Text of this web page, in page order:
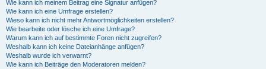
Wie kann ich meinem Beitrag eine Signatur anfügen?
Wie kann ich eine Umfrage erstellen?
Wieso kann ich nicht mehr Antwortmöglichkeiten erstellen?
Wie bearbeite oder lösche ich eine Umfrage?
Warum kann ich auf bestimmte Foren nicht zugreifen?
Weshalb kann ich keine Dateianhänge anfügen?
Weshalb wurde ich verwarnt?
Wie kann ich Beiträge den Moderatoren melden?